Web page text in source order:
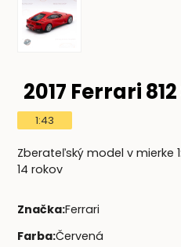
2017 Ferrari
1:43
Zberateľský model v mierke
14 rokov
Značka:Ferrari
Farba:Červená